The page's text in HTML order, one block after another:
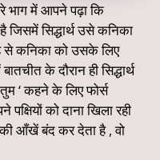
में आपने पढ़ा कि
जिसमें सिद्धार्थ उसे कनिका
से कनिका को उसके लिए
के दौरान ही सिद्धार्थ
‘ कहने के लिए फोर्स
को दाना खिला रही
आँखें बंद कर देता है , वो